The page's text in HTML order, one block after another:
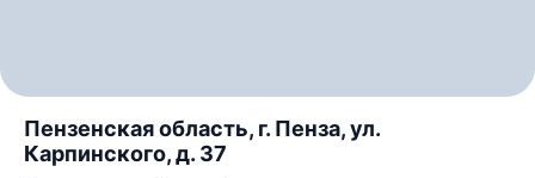
Пензенская область, г. Пенза, ул.
Карпинского, д. 37